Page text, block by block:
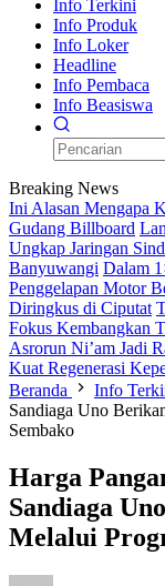
Info Terkini
Info Produk
Info Loker
Headline
Info Pembaca
Info Beasiswa
Breaking News
Ini Alasan Mengapa
Gudang Billboard
Ungkap Jaringan
Banyuwangi Dalam
Penggelapan Motor
Diringkus di Ciputat
Fokus Kembangkan
Asrorun Ni’am Jadi
Kuat Regenerasi
Beranda
Info
Sandiaga Uno
Sembako
Harga
Sandiaga
Melalui